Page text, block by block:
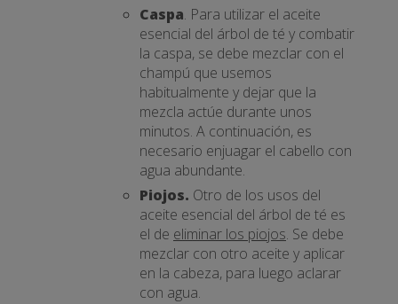
Caspa. Para utilizar el aceite
esencial del árbol de té y combatir
la caspa, se debe mezclar con el
champú que usemos
habitualmente y dejar que la
mezcla actúe durante unos
minutos. A continuación, es
necesario enjuagar el cabello con
agua abundante.
Piojos. Otro de los usos del
aceite esencial del árbol de té es
el de eliminar los piojos. Se debe
mezclar con otro aceite y aplicar
en la cabeza, para luego aclarar
con agua.